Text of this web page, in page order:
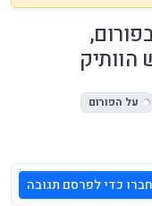
על הפורום
כדי לפרסם תגובה